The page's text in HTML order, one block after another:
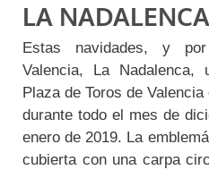
LA NADALENCA
Estas navidades, y
Valencia, La
Plaza de Toros de
durante todo el mes de
enero de 2019. La
cubierta con una carpa